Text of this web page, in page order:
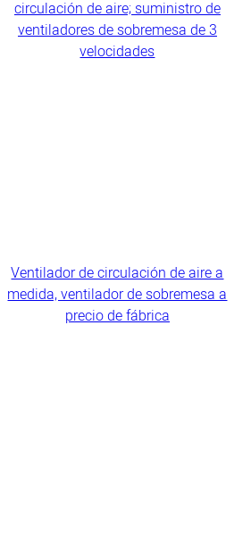
circulación de aire; suministro de
ventiladores de sobremesa de 3
velocidades
Ventilador de circulación de aire a
medida, ventilador de sobremesa a
precio de fábrica